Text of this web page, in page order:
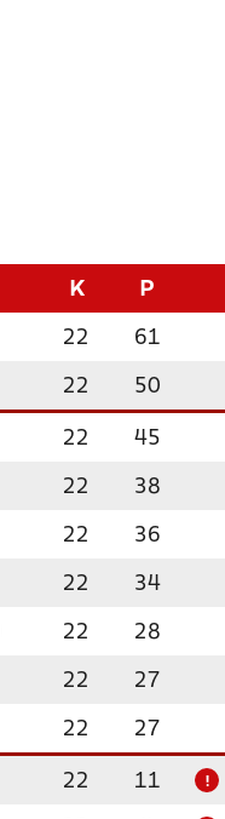
K P
22 61
22 50
22 45
22 38
22 36
22 34
22 28
22 27
22 27
22 11 !